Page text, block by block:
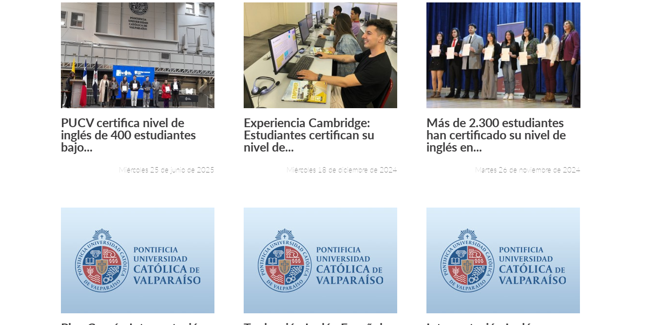
Leer más +
PUCV certifica nivel de
inglés de 400 estudiantes
bajo...
Miércoles 25 de junio de 2025
Leer más +
Experiencia Cambridge:
Estudiantes certifican su
nivel de...
Miércoles 18 de diciembre de 2024
Leer más +
Más de 2.300 estudiantes
han certificado su nivel de
inglés en...
Martes 26 de noviembre de 2024